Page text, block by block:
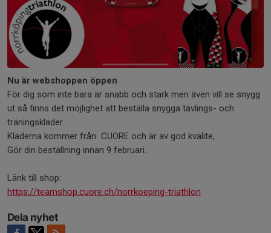
Nu är webshoppen öppen
För dig som inte bara är snabb och stark men även vill se snygg
ut så finns det möjlighet att beställa snygga tävlings- och
träningskläder.
Kläderna kommer från CUORE och är av god kvalite,
Gör din beställning innan 9 februari.
Länk till shop:
https://teamshop.cuore.ch/norrkoeping-triathlon
Dela nyhet